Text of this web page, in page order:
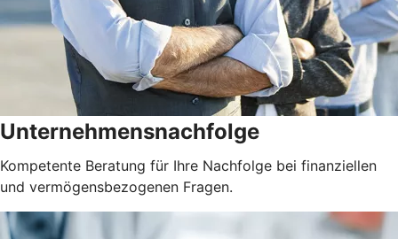
Unternehmensnachfolge
Kompetente Beratung für Ihre Nachfolge bei finanziellen
und vermögensbezogenen Fragen.